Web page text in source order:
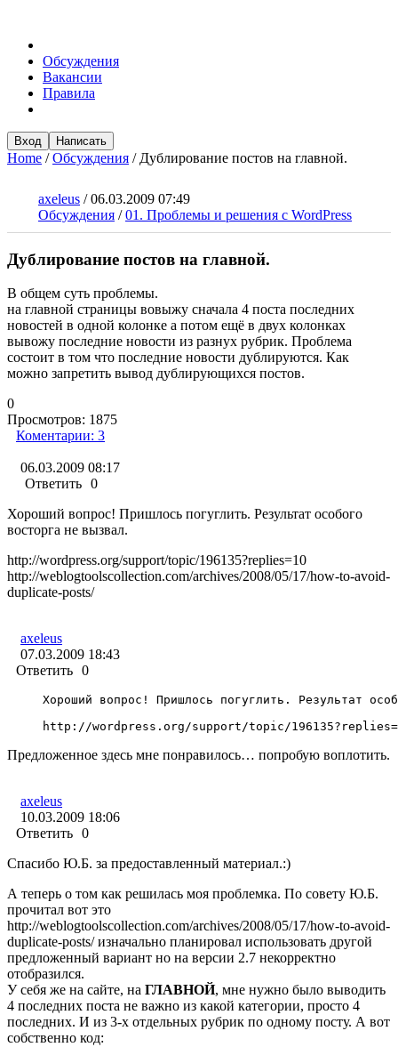
Обсуждения
Вакансии
Правила
Вход Написать
Home /Обсуждения / Дублирование постов на главной.
axeleus /06.03.2009 07:49
Обсуждения /01. Проблемы и решения с WordPress
Дублирование постов на главной.
В общем суть проблемы.
на главной страницы вовыжу сначала 4 поста последних
новостей в одной колонке а потом ещё в двух колонках
вывожу последние новости из разнух рубрик. Проблема
состоит в том что последние новости дублируются. Как
можно запретить вывод дублирующихся постов.
0
Просмотров: 1875
Коментарии: 3
06.03.2009 08:17
Ответить 0
Хороший вопрос! Пришлось погуглить. Результат особого
восторга не вызвал.
http://wordpress.org/support/topic/196135?replies=10
http://weblogtoolscollection.com/archives/2008/05/17/how-to-avoid-
duplicate-posts/
axeleus
07.03.2009 18:43
Ответить 0
Хороший вопрос! Пришлось погуглить. Результат
http://wordpress.org/support/topic/
Предложенное здесь мне понравилось… попробую воплотить.
axeleus
10.03.2009 18:06
Ответить 0
Спасибо Ю.Б. за предоставленный материал.:)
А теперь о том как решилась моя проблемка. По совету Ю.Б.
прочитал вот это
http://weblogtoolscollection.com/archives/2008/05/17/how-to-avoid-
duplicate-posts/ изначально планировал использовать другой
предложенный вариант но на версии 2.7 некорректно
отобразился.
У себя же на сайте, на ГЛАВНОЙ, мне нужно было выводить
4 последних поста не важно из какой категории, просто 4
последних. И из 3-х отдельных рубрик по одному посту. А вот
собственно код: